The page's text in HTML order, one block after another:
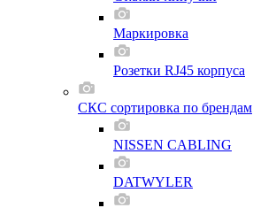
Маркировка
Розетки RJ45 корпуса
СКС сортировка по брендам
NISSEN CABLING
DATWYLER